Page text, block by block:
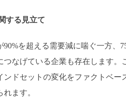
する見立て
を超える需要減に喘ぐ一方、
つなげている企業も存在します
ンドセットの変化をファクトベー
ます。